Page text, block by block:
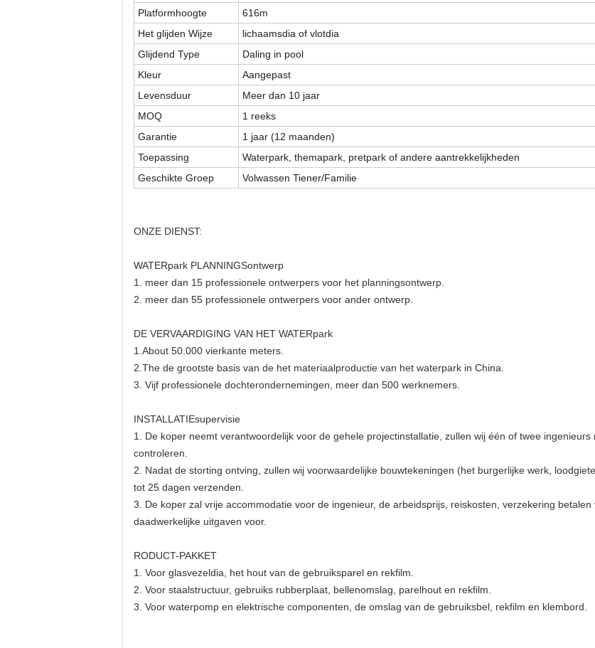
Platformhoogte
616m
Het glijden Wijze
lichaamsdia of vlotdia
Glijdend Type
Daling in pool
Kleur
Aangepast
Levensduur
Meer dan 10 jaar
MOQ
1 reeks
Garantie
1 jaar (12 maanden)
Toepassing
Waterpark, themapark, pretpark of andere aantrekkelijkheden
Geschikte Groep
Volwassen Tiener/Familie
ONZE DIENST:
WATERpark PLANNINGSontwerp
1. meer dan 15 professionele ontwerpers voor het planningsontwerp.
2. meer dan 55 professionele ontwerpers voor ander ontwerp.
DE VERVAARDIGING VAN HET WATERpark
1.About 50.000 vierkante meters.
2.The de grootste basis van de het materiaalproductie van het waterpark in China.
3. Vijf professionele dochterondernemingen, meer dan 500 werknemers.
INSTALLATIEsupervisie
1. De koper neemt verantwoordelijk voor de gehele projectinstallatie, zullen wij één of twee
controleren.
2. Nadat de storting ontving, zullen wij voorwaardelijke bouwtekeningen (het burgerlijke werk,
tot 25 dagen verzenden.
3. De koper zal vrije accommodatie voor de ingenieur, de arbeidsprijs, reiskosten, verzekering
daadwerkelijke uitgaven voor.
RODUCT-PAKKET
1. Voor glasvezeldia, het hout van de gebruiksparel en rekfilm.
2. Voor staalstructuur, gebruiks rubberplaat, bellenomslag, parelhout en rekfilm.
3. Voor waterpomp en elektrische componenten, de omslag van de gebruiksbel, rekfilm en klembord.